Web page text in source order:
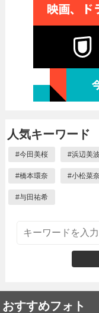
人気キーワード
#今田美桜 #浜辺美波
#橋本環奈 #小松菜
#与田祐希
おすすめフォト